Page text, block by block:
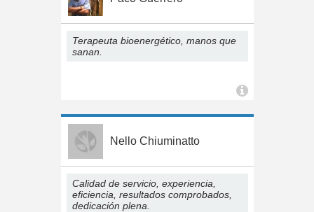
Terapeuta bioenergético, manos que
sanan.
Nello Chiuminatto
Calidad de servicio, experiencia,
eficiencia, resultados comprobados,
dedicación plena.